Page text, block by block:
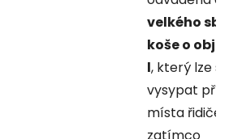
velkého
koše o
l, který lze
vysypat
místa řidiče,
zatímco